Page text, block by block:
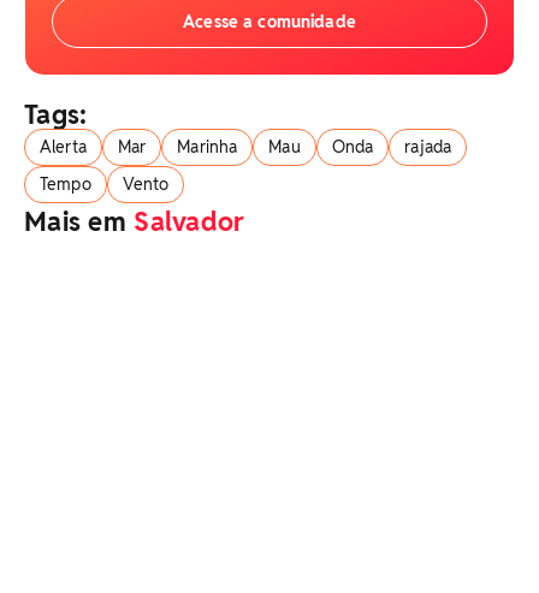
Acesse a comunidade
Tags:
Alerta Mar Marinha Mau Onda
rajada
Tempo
Vento
Mais em Salvador